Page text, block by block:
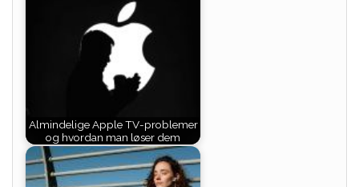
Almindelige Apple TV-problemer
og hvordan man løser dem